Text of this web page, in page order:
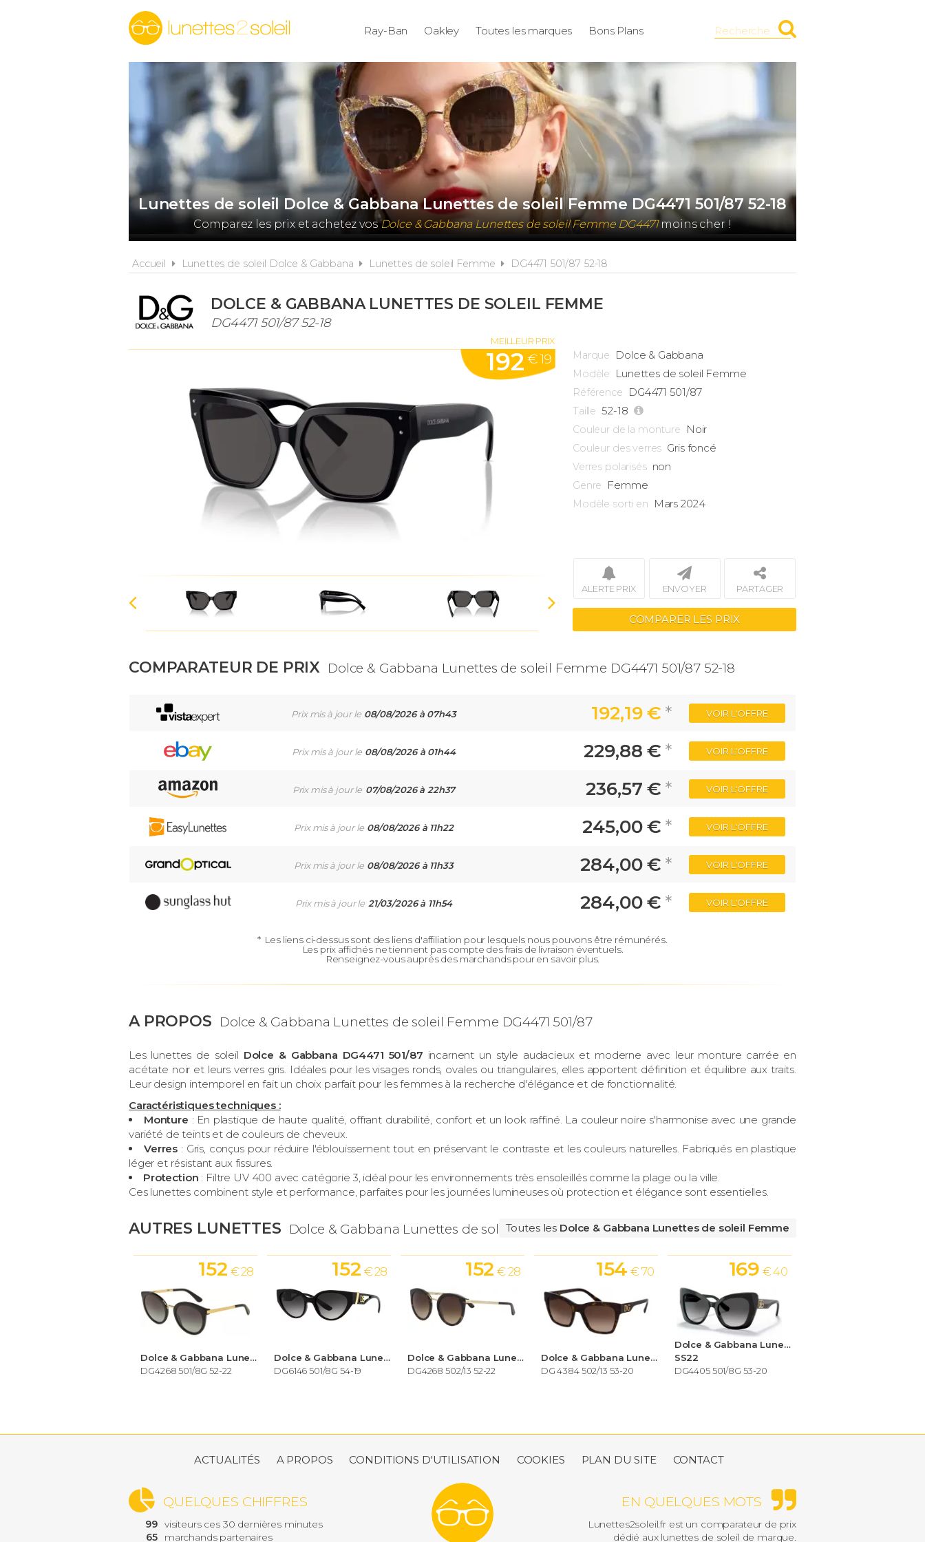
Ray-Ban Oakley Toutes les marques Bons Plans Recherche
Lunettes de soleil Dolce & Gabbana Lunettes de soleil Femme DG4471 501/87 52-18
Comparez les prix et achetez vosDolce & Gabbana Lunettes de soleil Femme DG4471moins cher !
Accueil Lunettes de soleil Dolce & Gabbana Lunettes de soleil Femme DG4471 501/87 52-18
DOLCE & GABBANA LUNETTES DE SOLEIL FEMME
DG4471 501/87 52-18
MEILLEUR PRIX
192 € 19 Marque Dolce & Gabbana
Modèle Lunettes de soleil Femme
Référence DG4471 501/87
Taille 52-18
Couleur de la monture Noir
Couleur des verres Gris foncé
Verres polarisés non
Genre Femme
Modèle sorti en Mars 2024
ALERTE PRIX ENVOYER PARTAGER
COMPARER LES PRIX
COMPARATEUR DE PRIX Dolce & Gabbana Lunettes de soleil Femme DG4471 501/87 52-18
Prix mis à jour le 08/08/2026 à 07h43 192,19 € * VOIR L'OFFRE
Prix mis à jour le 08/08/2026 à 01h44 229,88 € * VOIR L'OFFRE
Prix mis à jour le 07/08/2026 à 22h37 236,57 € * VOIR L'OFFRE
Prix mis à jour le 08/08/2026 à 11h22 245,00 € * VOIR L'OFFRE
Prix mis à jour le 08/08/2026 à 11h33 284,00 € * VOIR L'OFFRE
Prix mis à jour le 21/03/2026 à 11h54 284,00 € * VOIR L'OFFRE
* Les liens ci-dessus sont des liens d'affiliation pour lesquels nous pouvons être rémunérés.
Les prix affichés ne tiennent pas compte des frais de livraison éventuels.
Renseignez-vous auprès des marchands pour en savoir plus.
A PROPOS Dolce & Gabbana Lunettes de soleil Femme DG4471 501/87
Les lunettes de soleil Dolce & Gabbana DG4471 501/87 incarnent un style audacieux et moderne avec leur monture carrée en
acétate noir et leurs verres gris. Idéales pour les visages ronds, ovales ou triangulaires, elles apportent définition et équilibre aux traits.
Leur design intemporel en fait un choix parfait pour les femmes à la recherche d'élégance et de fonctionnalité.
Caractéristiques techniques :
Monture : En plastique de haute qualité, offrant durabilité, confort et un look raffiné. La couleur noire s'harmonise avec une grande
variété de teints et de couleurs de cheveux.
Verres : Gris, conçus pour réduire l'éblouissement tout en préservant le contraste et les couleurs naturelles. Fabriqués en plastique
léger et résistant aux fissures.
Protection : Filtre UV 400 avec catégorie 3, idéal pour les environnements très ensoleillés comme la plage ou la ville.
Ces lunettes combinent style et performance, parfaites pour les journées lumineuses où protection et élégance sont essentielles.
AUTRES LUNETTES Dolce & Gabbana Lunettes de soleil Femme
Toutes les Dolce & Gabbana Lunettes de soleil Femme
Dolce & Gabbana Lunettes de soleil Femme
DG4268 501/8G 52-22
152 € 28
Dolce & Gabbana Lunettes de soleil Femme
DG6146 501/8G 54-19
152 € 28
Dolce & Gabbana Lunettes de soleil Femme
DG4268 502/13 52-22
152 € 28
Dolce & Gabbana Lunettes de soleil Femme
DG 4384 502/13 53-20
154 € 70
Dolce & Gabbana Lunettes de soleil Femme
SS22
DG4405 501/8G 53-20
169 € 40
ACTUALITÉS A PROPOS CONDITIONS D'UTILISATION COOKIES PLAN DU SITE CONTACT
EN QUELQUES MOTS
Lunettes2soleil.fr est un comparateur de prix
dédié aux lunettes de soleil de marque.
QUELQUES CHIFFRES
99 visiteurs ces 30 dernières minutes
65
marchands partenaires